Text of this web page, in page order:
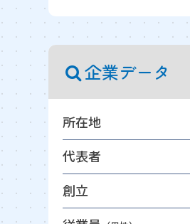
企業データ
所在地
代表者
創立